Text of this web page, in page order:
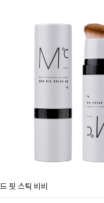
핏 스틱 비비